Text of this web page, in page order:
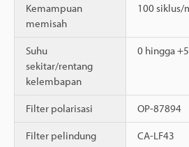
Kemampuan
memisah
100 siklus/
Suhu
sekitar/rentang
kelembapan
0 hingga
Filter polarisasi OP-87894
Filter pelindung CA-LF43